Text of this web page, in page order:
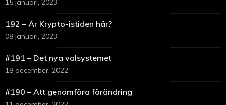
15 januari, 2023
192 – Är Krypto-istiden här?
08 januari, 2023
#191 – Det nya valsystemet
18 december, 2022
#190 – Att genomföra förändring